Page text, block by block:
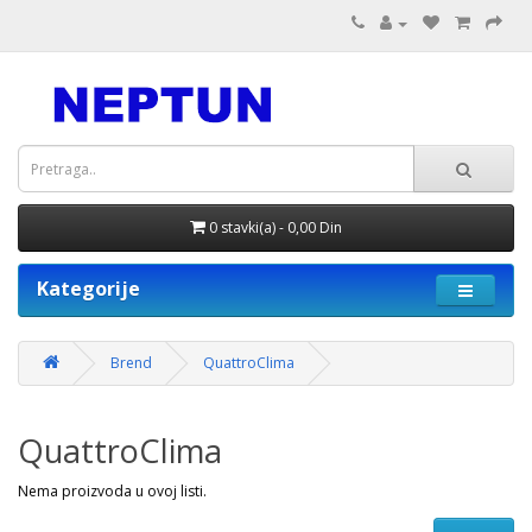
0 stavki(a) - 0,00 Din
Kategorije
Brend QuattroClima
QuattroClima
Nema proizvoda u ovoj listi.